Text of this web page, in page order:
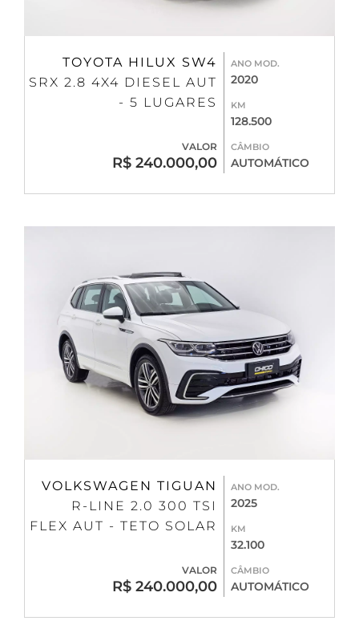
TOYOTA HILUX SW4
SRX 2.8 4X4 DIESEL AUT
- 5 LUGARES
VALOR
R$ 240.000,00
ANO MOD.
2020
KM
128.500
CÂMBIO
AUTOMÁTICO
VOLKSWAGEN TIGUAN
R-LINE 2.0 300 TSI
FLEX AUT - TETO SOLAR
VALOR
R$ 240.000,00
ANO MOD.
2025
KM
32.100
CÂMBIO
AUTOMÁTICO